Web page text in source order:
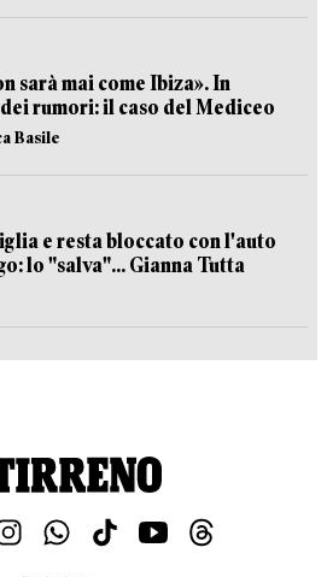
sarà mai come Ibiza». In
rumori: il caso del Mediceo
Basile
e resta bloccato con l'auto
lo "salva"... Gianna Tutta